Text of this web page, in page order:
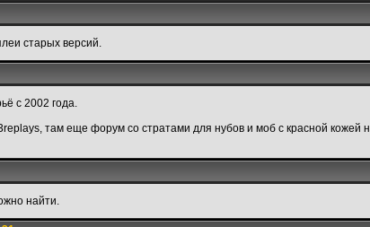
старых версий.
с 2002 года.
там еще форум со стратами для нубов и моб с красной кожей
найти.